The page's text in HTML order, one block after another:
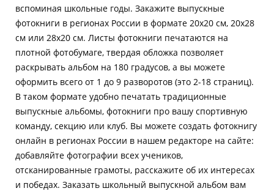
вспоминая школьные годы. Закажите выпускные
фотокниги в регионах России в формате 20х20 см, 20х28
см или 28х20 см. Листы фотокниги печатаются на
плотной фотобумаге, твердая обложка позволяет
раскрывать альбом на 180 градусов, а вы можете
оформить всего от 1 до 9 разворотов (это 2-18 страниц).
В таком формате удобно печатать традиционные
выпускные альбомы, фотокниги про вашу спортивную
команду, секцию или клуб. Вы можете создать фотокнигу
онлайн в регионах России в нашем редакторе на сайте:
добавляйте фотографии всех учеников,
отсканированные грамоты, расскажите об их интересах
и победах. Заказать школьный выпускной альбом вам